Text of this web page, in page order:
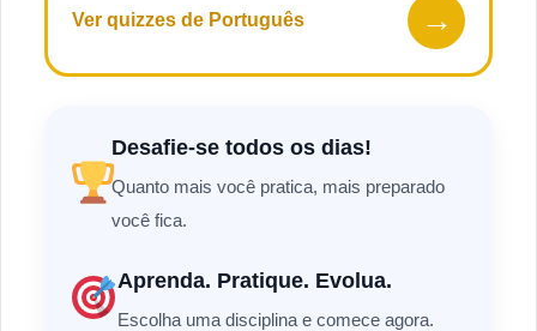
Ver quizzes de Português →
Desafie-se todos os dias!
Quanto mais você pratica, mais preparado
você fica.
Aprenda. Pratique. Evolua.
Escolha uma disciplina e comece agora.